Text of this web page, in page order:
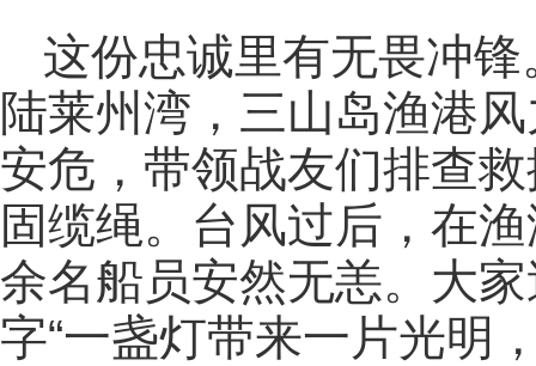
这份忠诚里有无畏冲锋
陆莱州湾，三山岛渔港
安危，带领战友们排查
固缆绳。台风过后，在
余名船员安然无恙。大
字“一盏灯带来一片光明